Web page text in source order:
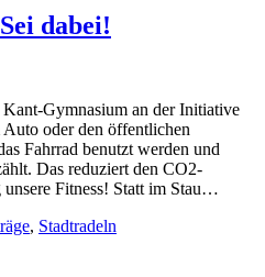
dabei!
Gymnasium an der Initiative
Auto oder den öffentlichen
Fahrrad benutzt werden und
Das reduziert den CO2-
Fitness! Statt im Stau…
, Stadtradeln